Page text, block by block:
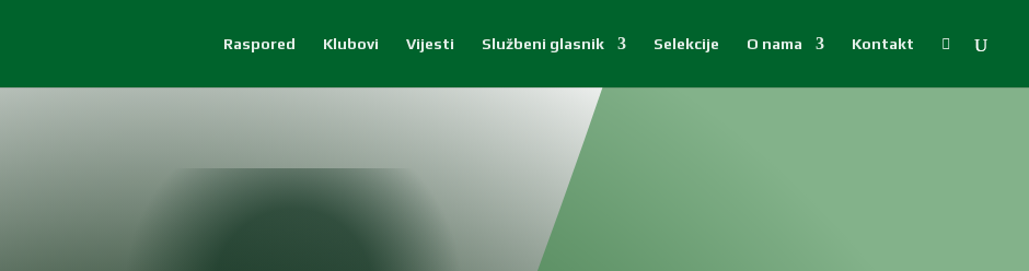
Raspored Klubovi Vijesti Službeni glasnik Selekcije O nama Kontakt 